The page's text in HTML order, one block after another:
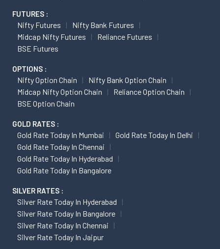
FUTURES :
Nifty Futures
Nifty Bank Futures
Midcap Nifty Futures
Reliance Futures
BSE Futures
OPTIONS :
Nifty Option Chain
Nifty Bank Option Chain
Midcap Nifty Option Chain
Reliance Option Chain
BSE Option Chain
GOLD RATES :
Gold Rate Today In Mumbai
Gold Rate Today In Delhi
Gold Rate Today In Chennai
Gold Rate Today In Hyderabad
Gold Rate Today In Bangalore
SILVER RATES :
Silver Rate Today In Hyderabad
Silver Rate Today In Bangalore
Silver Rate Today In Chennai
Silver Rate Today In Jaipur